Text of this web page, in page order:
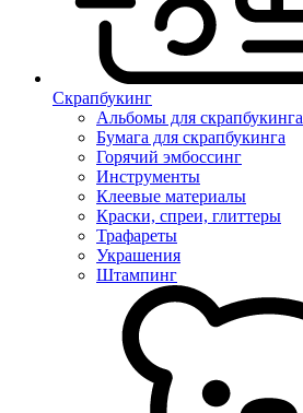
Скрапбукинг
Альбомы для скрапбукинга
Бумага для скрапбукинга
Горячий эмбоссинг
Инструменты
Клеевые материалы
Краски, спреи, глиттеры
Трафареты
Украшения
Штампинг